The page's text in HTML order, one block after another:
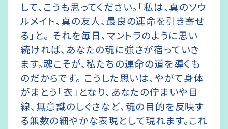
して、こうも思ってください。「私は、真のソウ
ルメイト、真の友人、最良の運命を引き寄せ
る」と。 それを毎日、マントラのように思い
続ければ、あなたの魂に強さが宿っていき
ます。魂こそが、私たちの運命の道を導くも
のだからです。 こうした思いは、やがて身体
がまとう「衣」となり、あなたの佇まいや目
線、無意識のしぐさなど、魂の目的を反映す
る無数の細やかな表現として現れます。これ